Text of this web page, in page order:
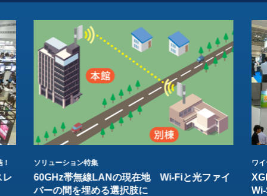
レ
ソリューション特集
60GHz帯無線LANの現在地 Wi-Fiと光ファイ
バーの間を埋める選択肢に
ワ